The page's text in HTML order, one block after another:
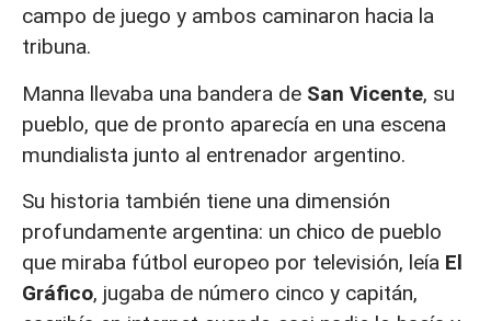
campo de juego y ambos caminaron hacia la
tribuna.
Manna llevaba una bandera de San Vicente, su
pueblo, que de pronto aparecía en una escena
mundialista junto al entrenador argentino.
Su historia también tiene una dimensión
profundamente argentina: un chico de pueblo
que miraba fútbol europeo por televisión, leía El
Gráfico, jugaba de número cinco y capitán,